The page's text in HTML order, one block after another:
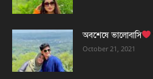
অবশেষে ভালোবাসি
October 21, 2021